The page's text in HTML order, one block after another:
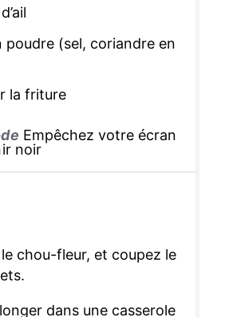
poudre (sel, coriandre en
la friture
Empêchez votre écran
noir
chou-fleur, et coupez le
dans une casserole